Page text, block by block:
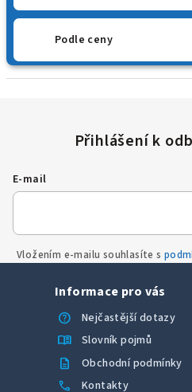
Podle ceny
E-mail
Vložením e-mailu souhlasíte s
Informace pro vás
help
Nejčastější dotazy
menu_book Slovník pojmů
description Obchodní podmínky
call Kontakty